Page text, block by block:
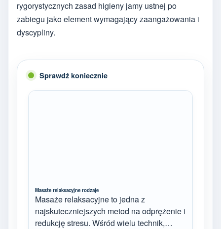
rygorystycznych zasad higieny jamy ustnej po
zabiegu jako element wymagający zaangażowania i
dyscypliny.
Sprawdź koniecznie
Masaże relaksacyjne rodzaje
Masaże relaksacyjne to jedna z
najskuteczniejszych metod na odprężenie i
redukcję stresu. Wśród wielu technik,…